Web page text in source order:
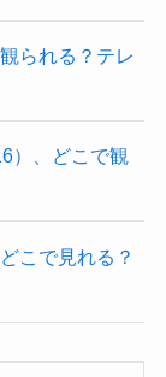
られる？テレ
）、どこで観
こで見れる？